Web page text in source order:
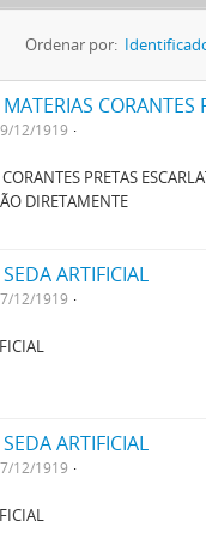
Ordenar por:
12/1919
PRETAS
DIRETAMENTE
ARTIFICIAL
12/1919
ARTIFICIAL
12/1919